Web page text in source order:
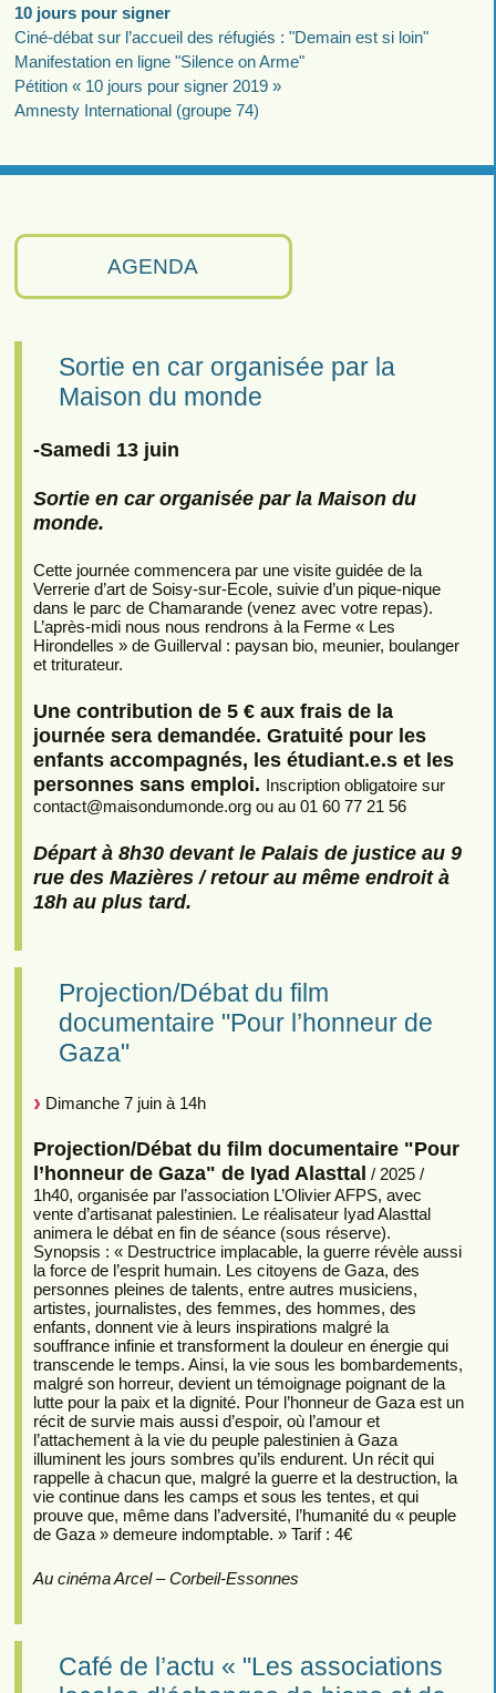
AGENDA
Sortie en car organisée par la
Maison du monde
-Samedi 13 juin
Sortie en car organisée par la Maison du
monde.
Cette journée commencera par une visite guidée de la
Verrerie d’art de Soisy-sur-Ecole, suivie d’un pique-nique
dans le parc de Chamarande (venez avec votre repas).
L’après-midi nous nous rendrons à la Ferme « Les
Hirondelles » de Guillerval : paysan bio, meunier, boulanger
et triturateur.
Une contribution de 5 € aux frais de la
journée sera demandée. Gratuité pour les
enfants accompagnés, les étudiant.e.s et les
personnes sans emploi. Inscription obligatoire sur
contact@maisondumonde.org ou au 01 60 77 21 56
Départ à 8h30 devant le Palais de justice au 9
rue des Mazières / retour au même endroit à
18h au plus tard.
Projection/Débat du film
documentaire "Pour l’honneur de
Gaza"
Dimanche 7 juin à 14h
Projection/Débat du film documentaire "Pour
l’honneur de Gaza" de Iyad Alasttal / 2025 /
1h40, organisée par l’association L’Olivier AFPS, avec
vente d’artisanat palestinien. Le réalisateur Iyad Alasttal
animera le débat en fin de séance (sous réserve).
Synopsis : « Destructrice implacable, la guerre révèle aussi
la force de l’esprit humain. Les citoyens de Gaza, des
personnes pleines de talents, entre autres musiciens,
artistes, journalistes, des femmes, des hommes, des
enfants, donnent vie à leurs inspirations malgré la
souffrance infinie et transforment la douleur en énergie qui
transcende le temps. Ainsi, la vie sous les bombardements,
malgré son horreur, devient un témoignage poignant de la
lutte pour la paix et la dignité. Pour l’honneur de Gaza est un
récit de survie mais aussi d’espoir, où l’amour et
l’attachement à la vie du peuple palestinien à Gaza
illuminent les jours sombres qu’ils endurent. Un récit qui
rappelle à chacun que, malgré la guerre et la destruction, la
vie continue dans les camps et sous les tentes, et qui
prouve que, même dans l’adversité, l’humanité du « peuple
de Gaza » demeure indomptable. » Tarif : 4€
Au cinéma Arcel – Corbeil-Essonnes
Café de l’actu « "Les associations
10 jours pour signer
Ciné-débat sur l’accueil des réfugiés : "Demain est si loin"
Manifestation en ligne "Silence on Arme"
Pétition « 10 jours pour signer 2019 »
Amnesty International (groupe 74)